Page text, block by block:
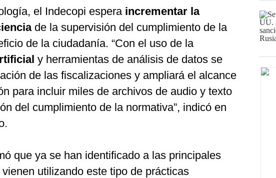
el Indecopi espera incrementar la
de la supervisión del cumplimiento de la
de la ciudadanía. “Con el uso de la
y herramientas de análisis de datos se
de las fiscalizaciones y ampliará el alcance
para incluir miles de archivos de audio y texto
del cumplimiento de la normativa”, indicó en
que ya se han identificado a las principales
utilizando este tipo de prácticas